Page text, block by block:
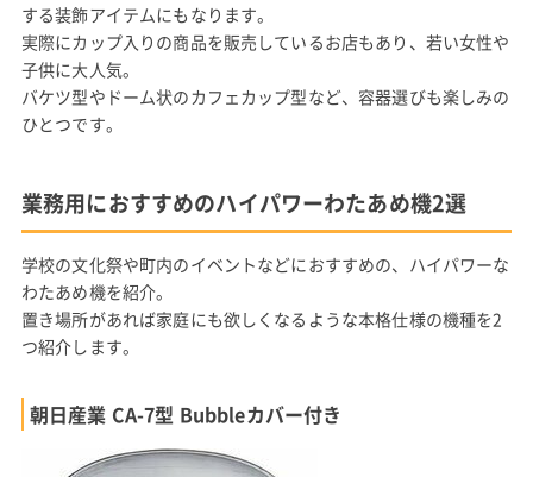
する装飾アイテムにもなります。
実際にカップ入りの商品を販売しているお店もあり、若い女性や
子供に大人気。
バケツ型やドーム状のカフェカップ型など、容器選びも楽しみの
ひとつです。
業務用におすすめのハイパワーわたあめ機2選
学校の文化祭や町内のイベントなどにおすすめの、ハイパワーな
わたあめ機を紹介。
置き場所があれば家庭にも欲しくなるような本格仕様の機種を2
つ紹介します。
朝日産業 CA-7型 Bubbleカバー付き